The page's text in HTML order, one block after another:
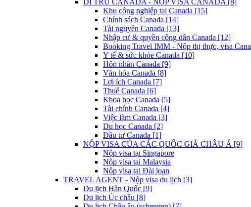
DI TRÚ CANADA - NỘP VISA CANADA [8]
Khu công nghiệp tại Canada [15]
Chính sách Canada [14]
Tài nguyên Canada [13]
Nhập cư & quyền công dân Canada [12]
Booking Travel IMM - Nộp thị thực, visa
Y tế & sức khỏe Canada [10]
Hôn nhân Canada [9]
Văn hóa Canada [8]
Lợi ích Canada [7]
Thuế Canada [6]
Khoa học Canada [5]
Tài chính Canada [4]
Việc làm Canada [3]
Du học Canada [2]
Đầu tư Canada [1]
NỘP VISA CỦA CÁC QUỐC GIÁ CHÂU Á [9]
Nộp visa tại Singapore
Nộp visa tại Malaysia
Nộp visa tại Đài loan
TRAVEL AGENT - Nộp visa du lịch [3]
Du lịch Hàn Quốc [9]
Du lịch Úc châu [8]